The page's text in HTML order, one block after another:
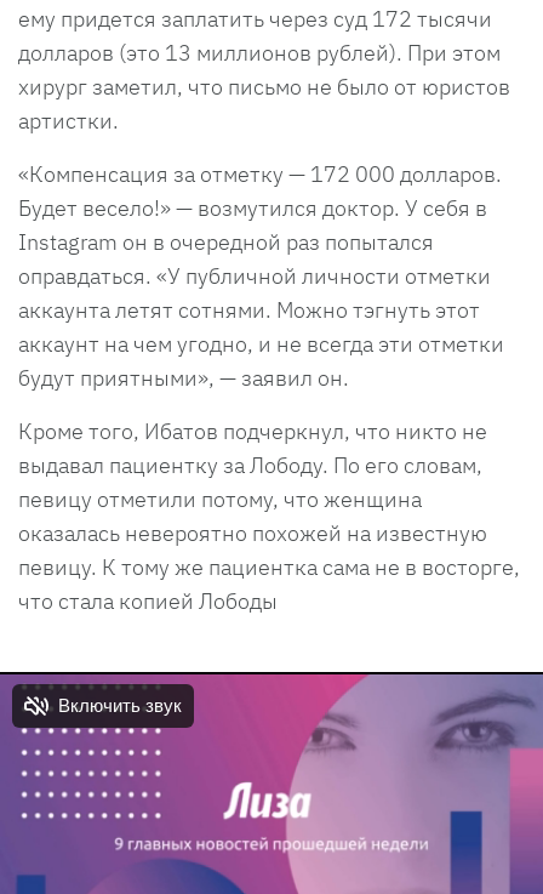
ему придется заплатить через суд 172 тысячи
долларов (это 13 миллионов рублей). При этом
хирург заметил, что письмо не было от юристов
артистки.
«Компенсация за отметку — 172 000 долларов.
Будет весело!» — возмутился доктор. У себя в
Instagram он в очередной раз попытался
оправдаться. «У публичной личности отметки
аккаунта летят сотнями. Можно тэгнуть этот
аккаунт на чем угодно, и не всегда эти отметки
будут приятными», — заявил он.
Кроме того, Ибатов подчеркнул, что никто не
выдавал пациентку за Лободу. По его словам,
певицу отметили потому, что женщина
оказалась невероятно похожей на известную
певицу. К тому же пациентка сама не в восторге,
что стала копией Лободы